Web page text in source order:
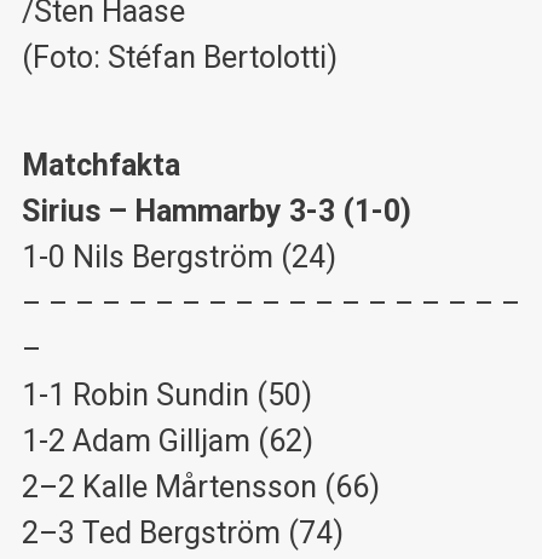
/Sten Haase
(Foto: Stéfan Bertolotti)
Matchfakta
Sirius – Hammarby 3-3 (1-0)
1-0 Nils Bergström (24)
– – – – – – – – – – – – – – – – – – –
–
1-1 Robin Sundin (50)
1-2 Adam Gilljam (62)
2–2 Kalle Mårtensson (66)
2–3 Ted Bergström (74)